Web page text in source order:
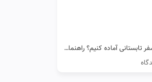
چگونه ماشین خود را برای سفر تابستانی آماده کنیم؟ راهنمای کامل رانندگان رنو